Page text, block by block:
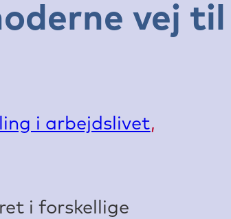
vej til
i arbejdslivet,
i forskellige